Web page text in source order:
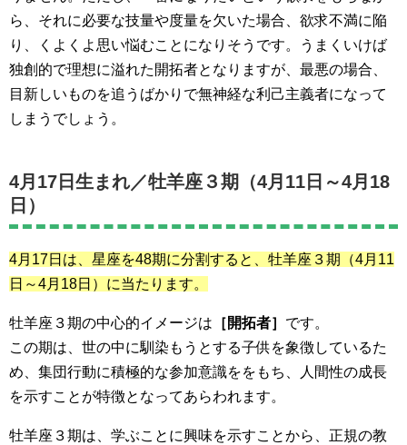
ら、それに必要な技量や度量を欠いた場合、欲求不満に陥
り、くよくよ思い悩むことになりそうです。うまくいけば
独創的で理想に溢れた開拓者となりますが、最悪の場合、
目新しいものを追うばかりで無神経な利己主義者になって
しまうでしょう。
4月17日生まれ／牡羊座３期（4月11日～4月18
日）
4月17日は、星座を48期に分割すると、牡羊座３期
（4月11
日～4月18日） に当たります。
牡羊座３期の中心的イメージは ［開拓者］ です。
この期は、世の中に馴染もうとする子供を象徴しているた
め、集団行動に積極的な参加意識ををもち、人間性の成長
を示すことが特徴となってあらわれます。
牡羊座３期は、学ぶことに興味を示すことから、正規の教